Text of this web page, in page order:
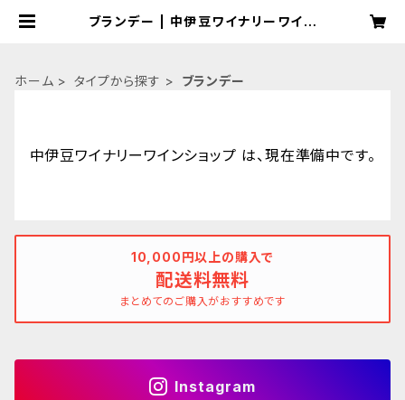
ブランデー | 中伊豆ワイナリーワイン
ホーム タイプから探す ブランデー
中伊豆ワイナリーワインショップ は、現在準備中です。
10,000円以上の購入で
配送料無料
まとめてのご購入がおすすめです
Instagram